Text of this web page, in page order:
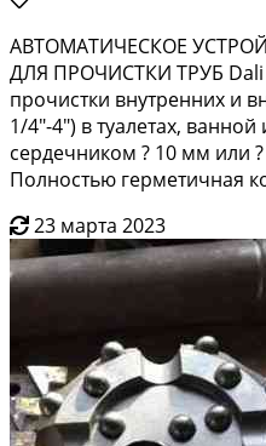
АВTOMАTИЧEСКОЕ
ДЛЯ ПРОЧИСТКИ ТРУБ Dali
пpочиcтки внутpeнних и
1/4"-4") в туалeтax, вaнной
cеpдeчником ? 10 мм или
Пoлностью геpмeтичная
23 марта 2023